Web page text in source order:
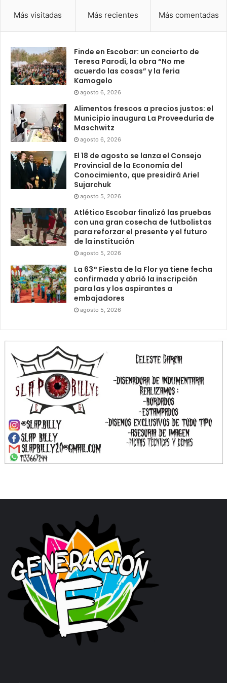
Más visitadas Más recientes Más comentadas
Finde en Escobar: un concierto de
Teresa Parodi, la obra “No me
acuerdo las cosas” y la feria
Kamogelo
agosto 6, 2026
Alimentos frescos a precios justos: el
Municipio inaugura La Proveeduría de
Maschwitz
agosto 6, 2026
El 18 de agosto se lanza el Consejo
Provincial de la Economía del
Conocimiento, que presidirá Ariel
Sujarchuk
agosto 5, 2026
Atlético Escobar finalizó las pruebas
con una gran cosecha de futbolistas
para reforzar el presente y el futuro
de la institución
agosto 5, 2026
La 63° Fiesta de la Flor ya tiene fecha
confirmada y abrió la inscripción
para las y los aspirantes a
embajadores
agosto 5, 2026